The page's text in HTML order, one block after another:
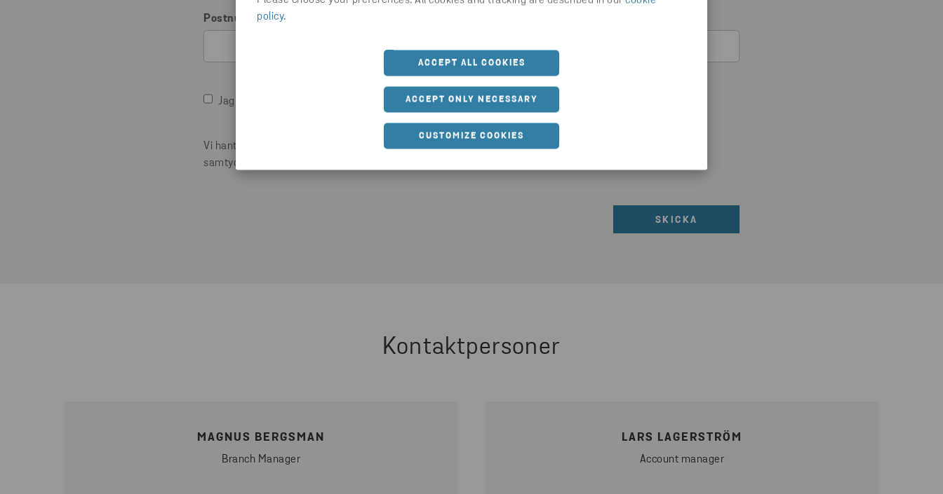
policy.
ACCEPT ALL COOKIES
ACCEPT ONLY NECESSARY
CUSTOMIZE COOKIES
Postnummer*
Jag godkänner villkoren i Stena Recyclings Integritetspolicy.
Vi hanterar dina personuppgifter i enlighet med vår Integritetspolicy. Du kan när som helst återkalla ditt
samtycke.
Kontaktpersoner
MAGNUS BERGSMAN
Branch Manager
LARS LAGERSTRÖM
Account manager